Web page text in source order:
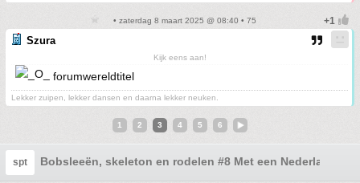
• zaterdag 8 maart 2025 @ 08:40 • 75
Szura
Kijk eens aan!
forumwereldtitel
Lekker zuipen, lekker dansen en daarna lekker neuken.
1 2 3 4 5 6
spt Bobsleeën, skeleton en rodelen #8 Met een Nederlandse